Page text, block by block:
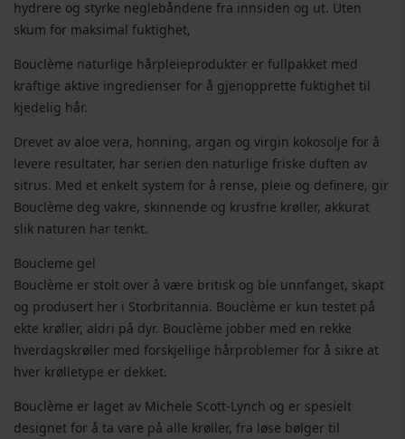
hydrere og styrke neglebåndene fra innsiden og ut. Uten
skum for maksimal fuktighet,
Bouclème naturlige hårpleieprodukter er fullpakket med
kraftige aktive ingredienser for å gjenopprette fuktighet til
kjedelig hår.
Drevet av aloe vera, honning, argan og virgin kokosolje for å
levere resultater, har serien den naturlige friske duften av
sitrus. Med et enkelt system for å rense, pleie og definere, gir
Bouclème deg vakre, skinnende og krusfrie krøller, akkurat
slik naturen har tenkt.
Boucleme gel
Bouclème er stolt over å være britisk og ble unnfanget, skapt
og produsert her i Storbritannia. Bouclème er kun testet på
ekte krøller, aldri på dyr. Bouclème jobber med en rekke
hverdagskrøller med forskjellige hårproblemer for å sikre at
hver krølletype er dekket.
Bouclème er laget av Michele Scott-Lynch og er spesielt
designet for å ta vare på alle krøller, fra løse bølger til